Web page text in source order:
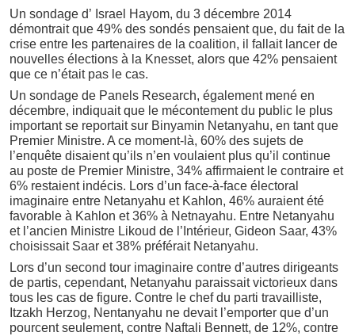
Un sondage d’ Israel Hayom, du 3 décembre 2014
démontrait que 49% des sondés pensaient que, du fait de la
crise entre les partenaires de la coalition, il fallait lancer de
nouvelles élections à la Knesset, alors que 42% pensaient
que ce n’était pas le cas.
Un sondage de Panels Research, également mené en
décembre, indiquait que le mécontement du public le plus
important se reportait sur Binyamin Netanyahu, en tant que
Premier Ministre. A ce moment-là, 60% des sujets de
l’enquête disaient qu’ils n’en voulaient plus qu’il continue
au poste de Premier Ministre, 34% affirmaient le contraire et
6% restaient indécis. Lors d’un face-à-face électoral
imaginaire entre Netanyahu et Kahlon, 46% auraient été
favorable à Kahlon et 36% à Netnayahu. Entre Netanyahu
et l’ancien Ministre Likoud de l’Intérieur, Gideon Saar, 43%
choisissait Saar et 38% préférait Netanyahu.
Lors d’un second tour imaginaire contre d’autres dirigeants
de partis, cependant, Netanyahu paraissait victorieux dans
tous les cas de figure. Contre le chef du parti travailliste,
Itzakh Herzog, Nentanyahu ne devait l’emporter que d’un
pourcent seulement, contre Naftali Bennett, de 12%, contre